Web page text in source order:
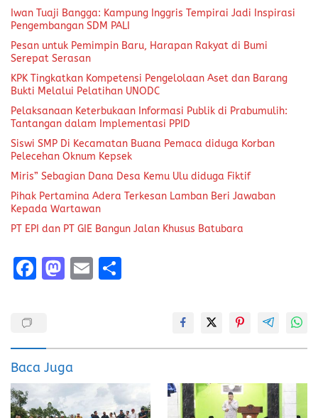
Iwan Tuaji Bangga: Kampung Inggris Tempirai Jadi Inspirasi
Pengembangan SDM PALI
Pesan untuk Pemimpin Baru, Harapan Rakyat di Bumi
Serepat Serasan
KPK Tingkatkan Kompetensi Pengelolaan Aset dan Barang
Bukti Melalui Pelatihan UNODC
Pelaksanaan Keterbukaan Informasi Publik di Prabumulih:
Tantangan dalam Implementasi PPID
Siswi SMP Di Kecamatan Buana Pemaca diduga Korban
Pelecehan Oknum Kepsek
Miris” Sebagian Dana Desa Kemu Ulu diduga Fiktif
Pihak Pertamina Adera Terkesan Lamban Beri Jawaban
Kepada Wartawan
PT EPI dan PT GIE Bangun Jalan Khusus Batubara
F
o
o
k
M
d
o
n
E
Baca Juga